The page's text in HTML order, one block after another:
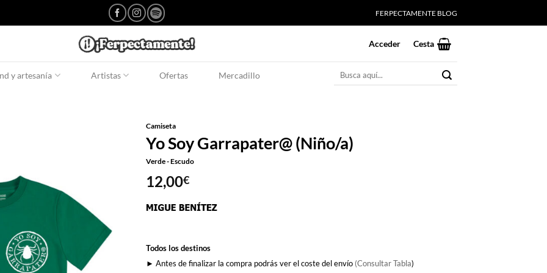
FERPECTAMENTE BLOG
Acceder Cesta
y artesanía Artistas Ofertas Mercadillo
Buscar
Camiseta
Yo Soy Garrapater@ (Niño/a)
Verde - Escudo
12,00€
Todos los destinos
► Antes de finalizar la compra podrás ver el coste del envío (Consultar Tabla)